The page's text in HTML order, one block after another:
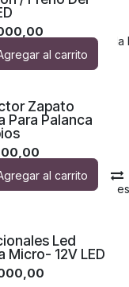
Agregar a la
al carrito
Agregar a la lista de
¡Nuevo!
Zapato
Para Palanca
al carrito
¡Nuevo!
Led
Micro- 12V LED